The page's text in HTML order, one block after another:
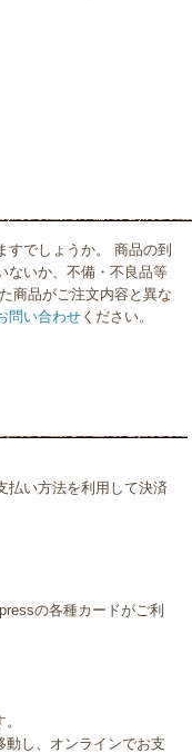
すでしょうか。 商品の到
ないか、不備・不良品等
商品がご注文内容と異な
問い合わせ ください。
払い方法を利用して決済
の各種カードがご利
動し、オンラインでお支